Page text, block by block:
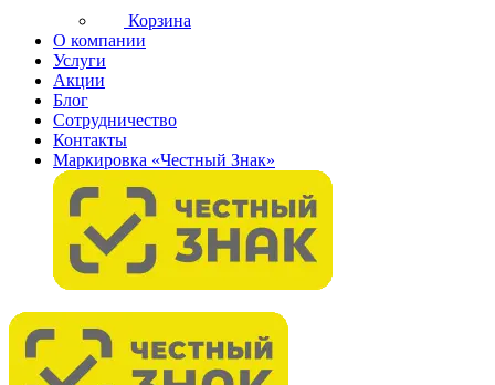
Корзина
О компании
Услуги
Акции
Блог
Сотрудничество
Контакты
Маркировка «Честный Знак»